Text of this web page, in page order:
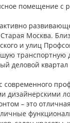
помещение
Москва.
и улиц
транспортную
деловой
современного
дизайнерскими
– это